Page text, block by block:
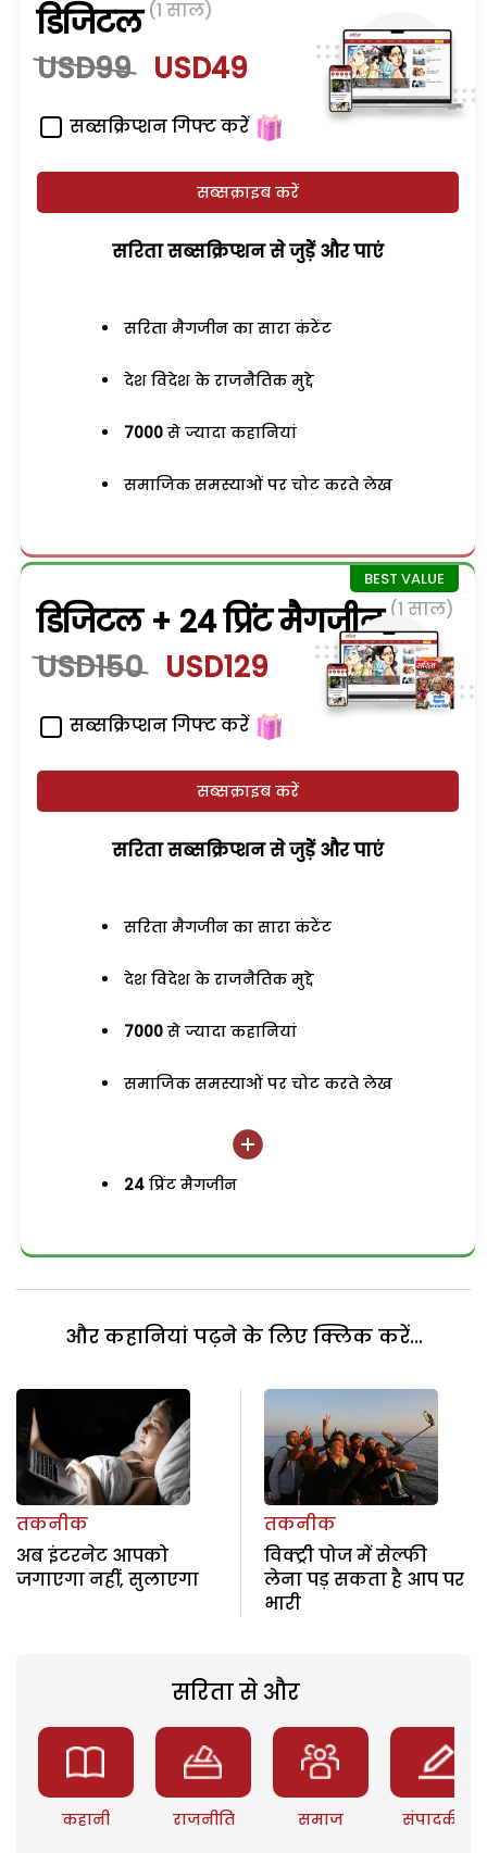
डिजिटल (1 साल)
USD99 USD49
सब्सक्रिप्शन गिफ्ट करें
सब्सक्राइब करें
सरिता सब्सक्रिप्शन से जुड़ेें और पाएं
सरिता मैगजीन का सारा कंटेंट
देश विदेश के राजनैतिक मुद्दे
7000 से ज्यादा कहानियां
समाजिक समस्याओं पर चोट करते लेख
डिजिटल + 24 प्रिंट मैगजीन (1 साल)
USD150 USD129
सब्सक्रिप्शन गिफ्ट करें
सब्सक्राइब करें
सरिता सब्सक्रिप्शन से जुड़ेें और पाएं
सरिता मैगजीन का सारा कंटेंट
देश विदेश के राजनैतिक मुद्दे
7000 से ज्यादा कहानियां
समाजिक समस्याओं पर चोट करते लेख
24 प्रिंट मैगजीन
और कहानियां पढ़ने के लिए क्लिक करें...
तकनीक
अब इंटरनेट आपको
जगाएगा नहीं, सुलाएगा
तकनीक
विक्ट्री पोज में सेल्फी
लेना पड़ सकता है आप पर
भारी
सरिता से और
कहानी राजनीति समाज संपादकीय